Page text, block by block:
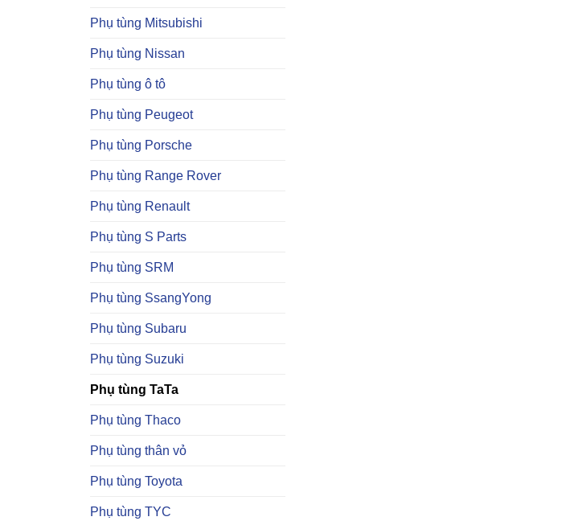
Phụ tùng Mitsubishi
Phụ tùng Nissan
Phụ tùng ô tô
Phụ tùng Peugeot
Phụ tùng Porsche
Phụ tùng Range Rover
Phụ tùng Renault
Phụ tùng S Parts
Phụ tùng SRM
Phụ tùng SsangYong
Phụ tùng Subaru
Phụ tùng Suzuki
Phụ tùng TaTa
Phụ tùng Thaco
Phụ tùng thân vỏ
Phụ tùng Toyota
Phụ tùng TYC